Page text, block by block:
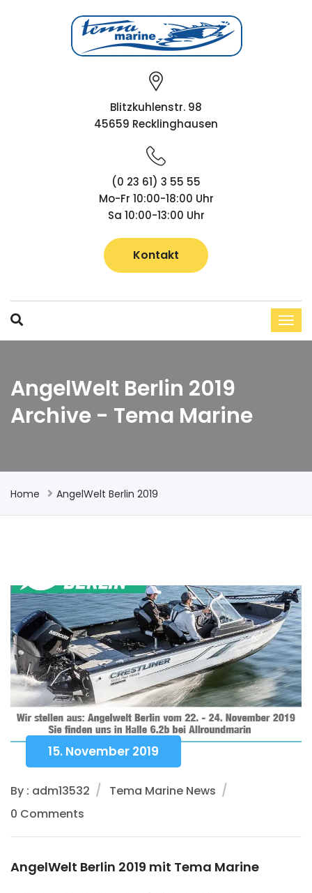
Blitzkuhlenstr. 98
45659 Recklinghausen
(0 23 61) 3 55 55
Mo-Fr 10:00-18:00 Uhr
Sa 10:00-13:00 Uhr
Kontakt
AngelWelt Berlin 2019
Archive - Tema Marine
Home AngelWelt Berlin 2019
15. November 2019
By : adm13532
Tema Marine News
0 Comments
AngelWelt Berlin 2019 mit Tema Marine